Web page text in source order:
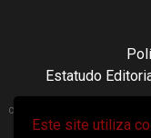
Este site utiliza
Estatudo
Copyright 2021 © Sporting Clube